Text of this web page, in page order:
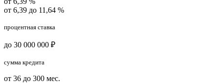
от 6,39 до 11,64 %
процентная ставка
до 30 000 000 ₽
сумма кредита
от 36 до 300 мес.